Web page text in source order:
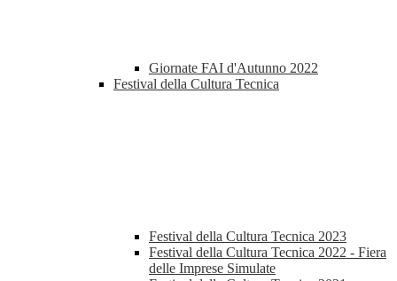
Giornate FAI d'Autunno 2022
Festival della Cultura Tecnica
Festival della Cultura Tecnica 2023
Festival della Cultura Tecnica 2022 - Fiera
delle Imprese Simulate